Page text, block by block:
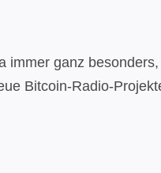
immer ganz
Bitcoin-Radio-